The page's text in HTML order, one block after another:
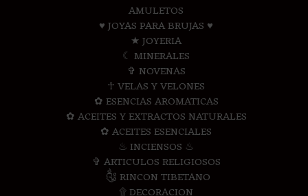
AMULETOS
♥ JOYAS PARA BRUJAS ♥
★ JOYERIA
☾ MINERALES
✞ NOVENAS
☥ VELAS Y VELONES
✿ ESENCIAS AROMATICAS
✿ ACEITES Y EXTRACTOS NATURALES
✿ ACEITES ESENCIALES
♨ INCIENSOS ♨
✞ ARTICULOS RELIGIOSOS
༃ RINCON TIBETANO